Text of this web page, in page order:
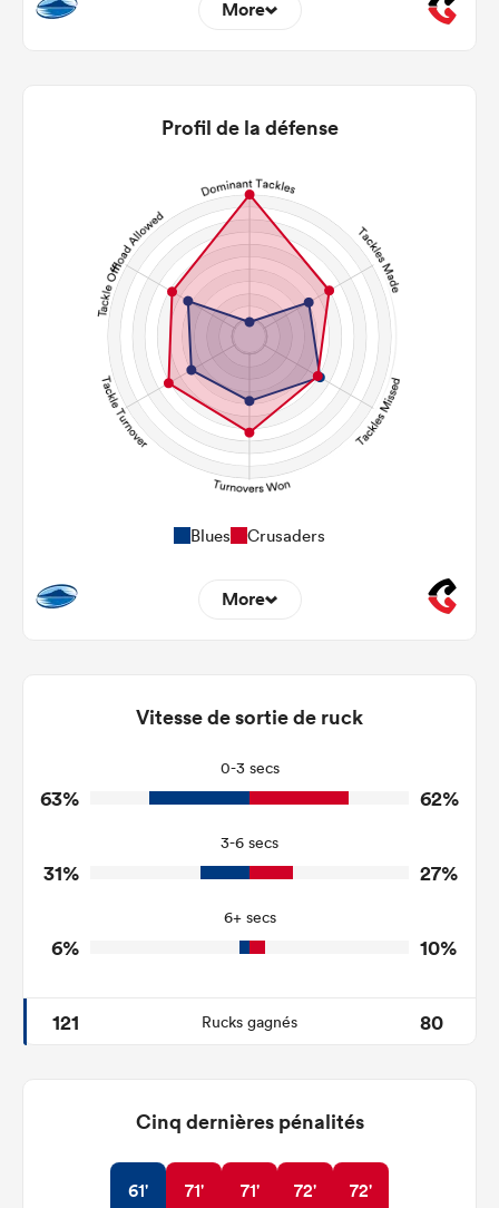
More
22m Conversion
Carries
Kicks
Post Contact Meters
Profil de la défense
Blues Crusaders
More
Tackles Made
Tackles Missed
5
8
2
3
Tackle Offload Allowed
Vitesse de sortie de ruck
0-3 secs
63% 62%
3-6 secs
31% 27%
6+ secs
6% 10%
121 Rucks gagnés 80
Cinq dernières pénalités
61' 71' 71' 72' 72'